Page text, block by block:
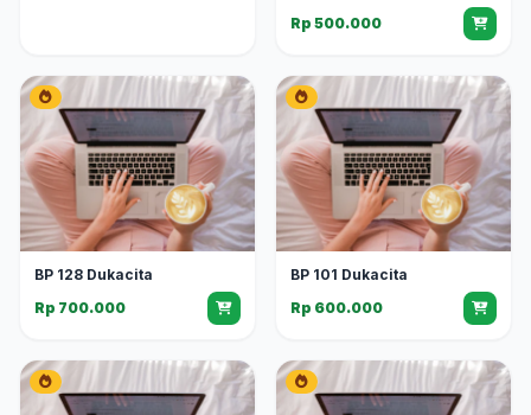
Rp 500.000
BP 128 Dukacita
Rp 700.000
BP 101 Dukacita
Rp 600.000